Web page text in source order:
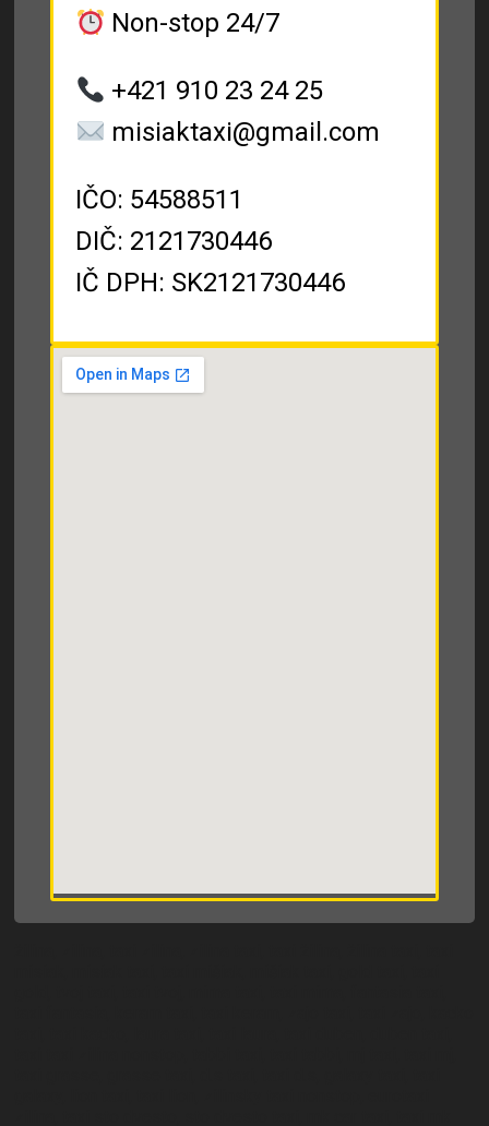
Non-stop 24/7
+421 910 23 24 25
misiaktaxi@gmail.com
IČO: 54588511
DIČ: 2121730446
IČ DPH: SK2121730446